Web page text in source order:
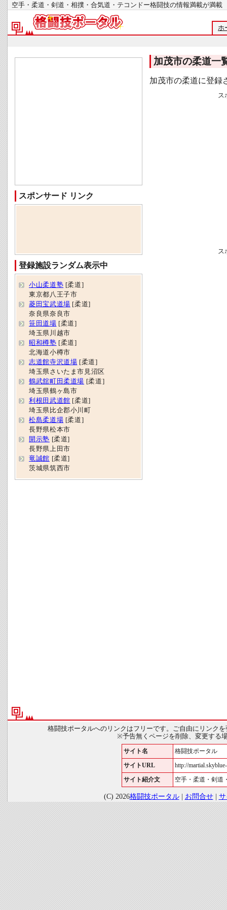
空手・柔道・剣道・相撲・合気道・テコンドー格闘技の情報満載が
ホ
加茂市の柔道一
加茂市の柔道に登録
ス
ス
スポンサード リンク
登録施設ランダム表示中
小山柔道塾 [柔道]
東京都八王子市
菱田宝武道場 [柔道]
奈良県奈良市
笹田道場 [柔道]
埼玉県川越市
昭和樽塾 [柔道]
北海道小樽市
志道館寺沢道場 [柔道]
埼玉県さいたま市見沼区
鶴武舘町田柔道場 [柔道]
埼玉県鶴ヶ島市
利根田武道館 [柔道]
埼玉県比企郡小川町
松島柔道場 [柔道]
長野県松本市
開示塾 [柔道]
長野県上田市
竜誠館 [柔道]
茨城県筑西市
格闘技ポータルへのリンクはフリーです。ご自由にリンク
※予告無くページを削除、変更する
サイト名 格闘技ポータル
サイトURL http://
サイト紹介文 空手・柔道・剣道
(C) 2026格闘技ポータル| お問合せ|